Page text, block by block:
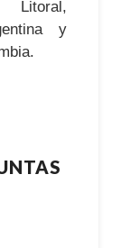
Litoral,
y